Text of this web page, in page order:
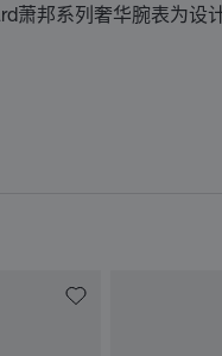
萧邦系列奢华腕表为设
融为一体的佳作。精美